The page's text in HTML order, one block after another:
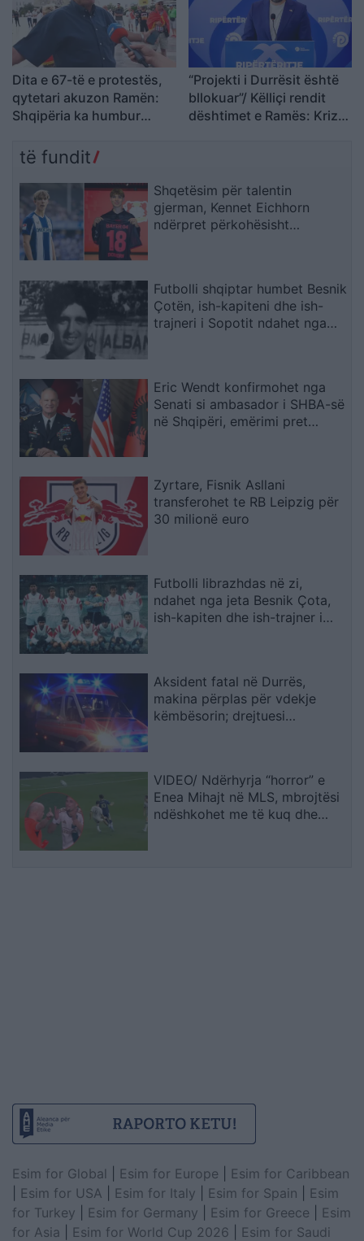
Dita e 67-të e protestës,
qytetari akuzon Ramën:
Shqipëria ka humbur
“Projekti i Durrësit është
bllokuar”/ Këlliçi rendit
dështimet e Ramës: Kriza
të fundit
Shqetësim për talentin
gjerman, Kennet Eichhorn
ndërpret përkohësisht
Futbolli shqiptar humbet Besnik
Çotën, ish-kapiteni dhe ish-
trajneri i Sopotit ndahet nga
Eric Wendt konfirmohet nga
Senati si ambasador i SHBA-së
në Shqipëri, emërimi pret
Zyrtare, Fisnik Asllani
transferohet te RB Leipzig për
30 milionë euro
Futbolli librazhdas në zi,
ndahet nga jeta Besnik Çota,
ish-kapiten dhe ish-trajner i
Aksident fatal në Durrës,
makina përplas për vdekje
këmbësorin; drejtuesi
VIDEO/ Ndërhyrja “horror” e
Enea Mihajt në MLS, mbrojtësi
ndëshkohet me të kuq dhe
Esim for Global Esim for Europe
Esim for Caribbean
Esim for USA Esim for Italy Esim for Spain
Esim
for Turkey
Esim for Germany Esim for Greece
Esim
for Asia
Esim for World Cup 2026
Esim for Saudi